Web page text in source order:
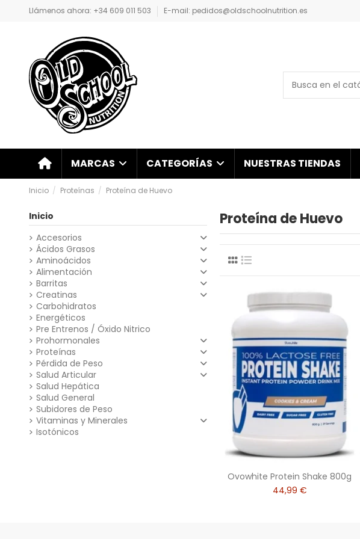
Llámenos ahora: +34 609 011 503 E-mail: pedidos@oldschoolnutrition.es
MARCAS CATEGORÍAS NUESTRAS TIENDAS
Inicio Proteínas Proteína de Huevo
Proteína de Huevo
Ovowhite Protein Shake 800g
44,99 €
Inicio
Accesorios
Ácidos Grasos
Aminoácidos
Alimentación
Barritas
Creatinas
Carbohidratos
Energéticos
Pre Entrenos / Óxido Nitrico
Prohormonales
Proteínas
Pérdida de Peso
Salud Articular
Salud Hepática
Salud General
Subidores de Peso
Vitaminas y Minerales
Isotónicos